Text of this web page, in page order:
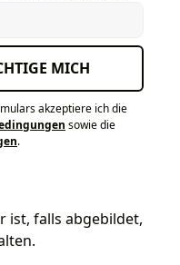
MICH
akzeptiere ich die
sowie die
.
ist, falls abgebildet,